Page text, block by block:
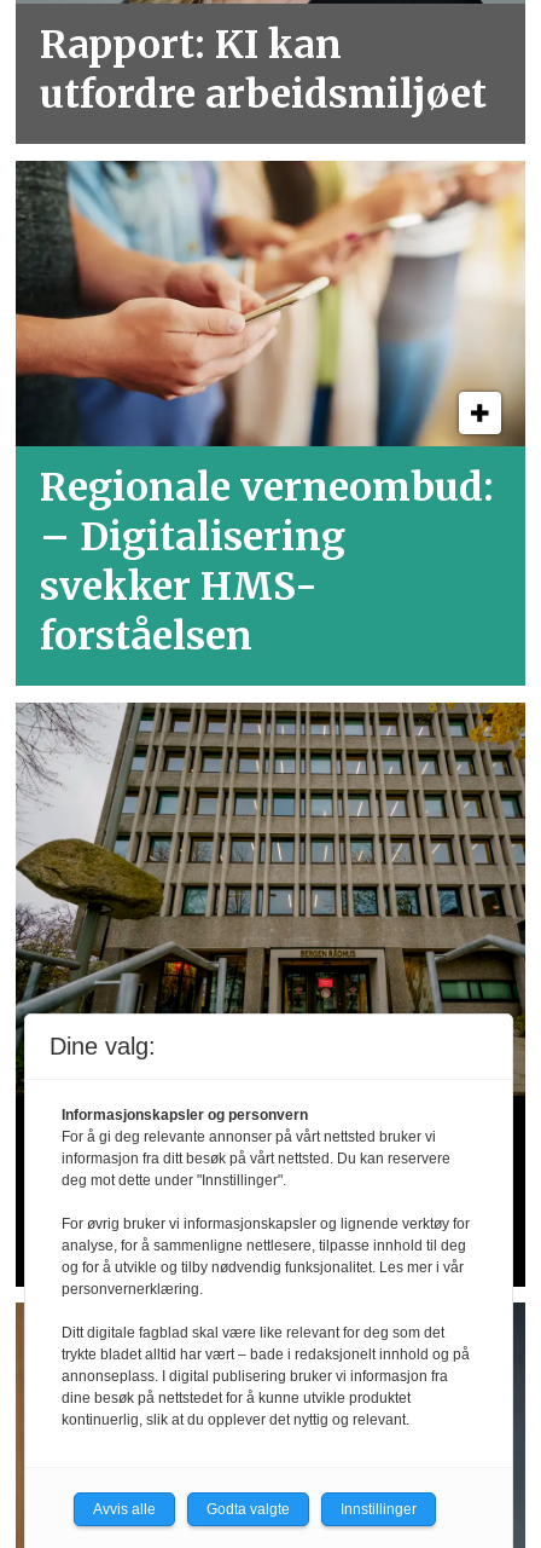
Rapport: KI kan
utfordre arbeidsmiljøet
Regionale verneombud:
– Digitalisering
svekker HMS-
forståelsen
Verneombud varslet og
fikk sparken - nå er
arbeidsgiver dømt
Dine valg:
Informasjonskapsler og personvern
For å gi deg relevante annonser på vårt nettsted bruker vi
informasjon fra ditt besøk på vårt nettsted. Du kan reservere
deg mot dette under "Innstillinger".
For øvrig bruker vi informasjonskapsler og lignende verktøy for
analyse, for å sammenligne nettlesere, tilpasse innhold til deg
og for å utvikle og tilby nødvendig funksjonalitet. Les mer i vår
personvernerklæring.
Ditt digitale fagblad skal være like relevant for deg som det
trykte bladet alltid har vært – bade i redaksjonelt innhold og på
annonseplass. I digital publisering bruker vi informasjon fra
dine besøk på nettstedet for å kunne utvikle produktet
kontinuerlig, slik at du opplever det nyttig og relevant.
Avvis alle Godta valgte Innstillinger